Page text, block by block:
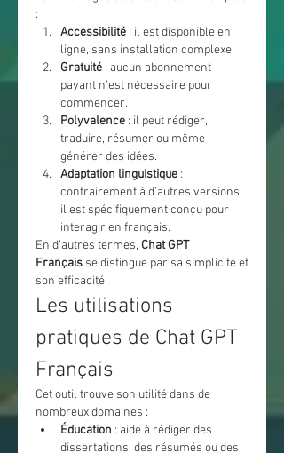
:
Accessibilité : il est disponible en
ligne, sans installation complexe.
Gratuité : aucun abonnement
payant n’est nécessaire pour
commencer.
Polyvalence : il peut rédiger,
traduire, résumer ou même
générer des idées.
Adaptation linguistique :
contrairement à d’autres versions,
il est spécifiquement conçu pour
interagir en français.
En d’autres termes, Chat GPT
Français se distingue par sa simplicité et
son efficacité.
Les utilisations
pratiques de Chat GPT
Français
Cet outil trouve son utilité dans de
nombreux domaines :
Éducation : aide à rédiger des
dissertations, des résumés ou des